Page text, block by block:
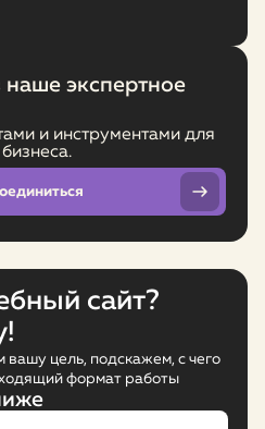
экспертное
и инструментами для
сайт?
цель, подскажем, с чего
формат работы